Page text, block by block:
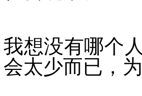
我想没有哪个
会太少而已，